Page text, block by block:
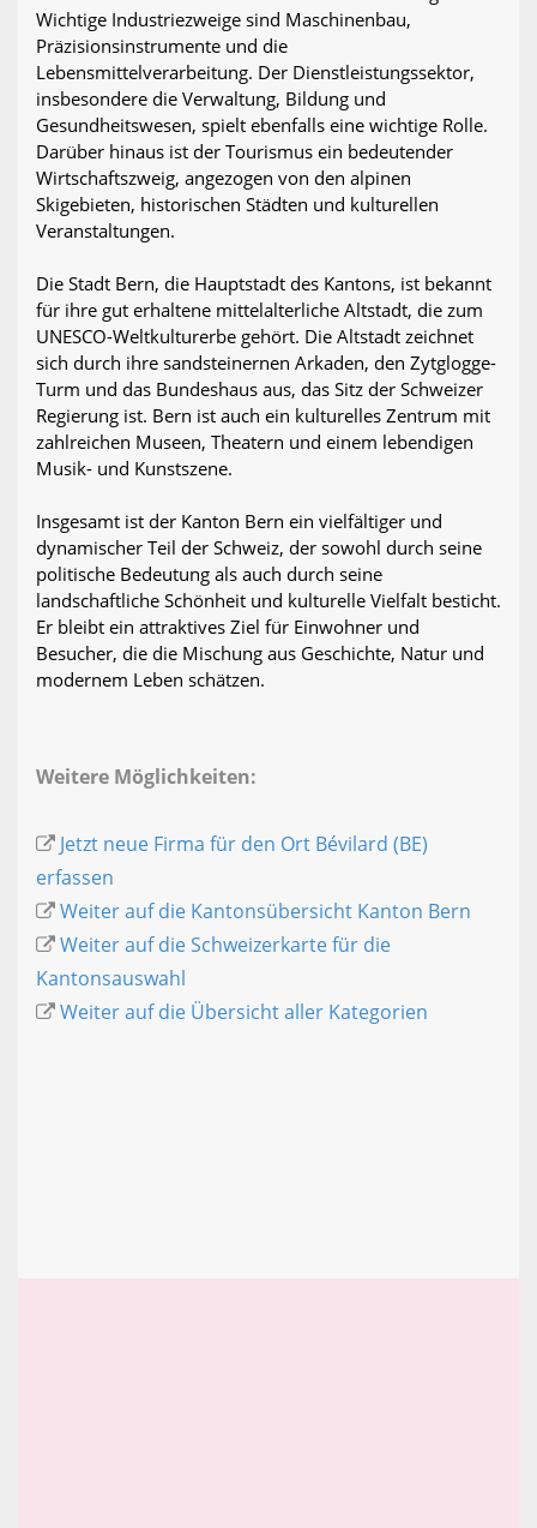
Wichtige Industriezweige sind Maschinenbau,
Präzisionsinstrumente und die
Lebensmittelverarbeitung. Der Dienstleistungssektor,
insbesondere die Verwaltung, Bildung und
Gesundheitswesen, spielt ebenfalls eine wichtige Rolle.
Darüber hinaus ist der Tourismus ein bedeutender
Wirtschaftszweig, angezogen von den alpinen
Skigebieten, historischen Städten und kulturellen
Veranstaltungen.
Die Stadt Bern, die Hauptstadt des Kantons, ist bekannt
für ihre gut erhaltene mittelalterliche Altstadt, die zum
UNESCO-Weltkulturerbe gehört. Die Altstadt zeichnet
sich durch ihre sandsteinernen Arkaden, den Zytglogge-
Turm und das Bundeshaus aus, das Sitz der Schweizer
Regierung ist. Bern ist auch ein kulturelles Zentrum mit
zahlreichen Museen, Theatern und einem lebendigen
Musik- und Kunstszene.
Insgesamt ist der Kanton Bern ein vielfältiger und
dynamischer Teil der Schweiz, der sowohl durch seine
politische Bedeutung als auch durch seine
landschaftliche Schönheit und kulturelle Vielfalt besticht.
Er bleibt ein attraktives Ziel für Einwohner und
Besucher, die die Mischung aus Geschichte, Natur und
modernem Leben schätzen.
Weitere Möglichkeiten:
Jetzt neue Firma für den Ort Bévilard (BE)
erfassen
Weiter auf die Kantonsübersicht Kanton Bern
Weiter auf die Schweizerkarte für die
Kantonsauswahl
Weiter auf die Übersicht aller Kategorien